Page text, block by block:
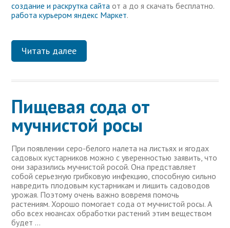
создание и раскрутка сайта от a до я скачать бесплатно.
работа курьером яндекс Маркет.
Читать далее
Пищевая сода от
мучнистой росы
При появлении серо-белого налета на листьях и ягодах
садовых кустарников можно с уверенностью заявить, что
они заразились мучнистой росой. Она представляет
собой серьезную грибковую инфекцию, способную сильно
навредить плодовым кустарникам и лишить садоводов
урожая. Поэтому очень важно вовремя помочь
растениям. Хорошо помогает сода от мучнистой росы. А
обо всех нюансах обработки растений этим веществом
будет …